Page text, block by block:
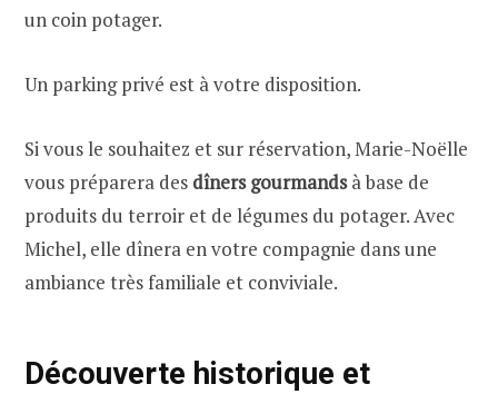
un coin potager.
Un parking privé est à votre disposition.
Si vous le souhaitez et sur réservation, Marie-Noëlle
vous préparera des dîners gourmandsà base de
produits du terroir et de légumes du potager. Avec
Michel, elle dînera en votre compagnie dans une
ambiance très familiale et conviviale.
Découverte historique et